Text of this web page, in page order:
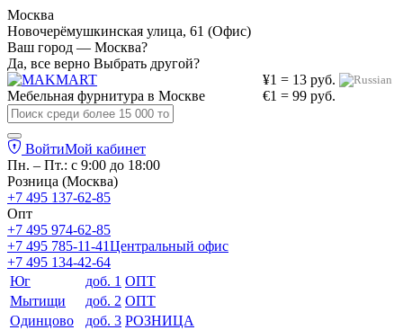
Москва
Новочерёмушкинская улица, 61 (Офис)
Ваш город — Москва?
Да, все верно Выбрать другой?
¥1 = 13 руб.
€1 = 99 руб.
Мебельная фурнитура в Москве
ВойтиМой кабинет
Пн. – Пт.: с 9:00 до 18:00
Розница (Москва)
+7 495 137-62-85
Опт
+7 495 974-62-85
+7 495 785-11-41Центральный офис
+7 495 134-42-64
Юг
доб. 1 ОПТ
Мытищи
доб. 2 ОПТ
Одинцово
доб. 3 РОЗНИЦА